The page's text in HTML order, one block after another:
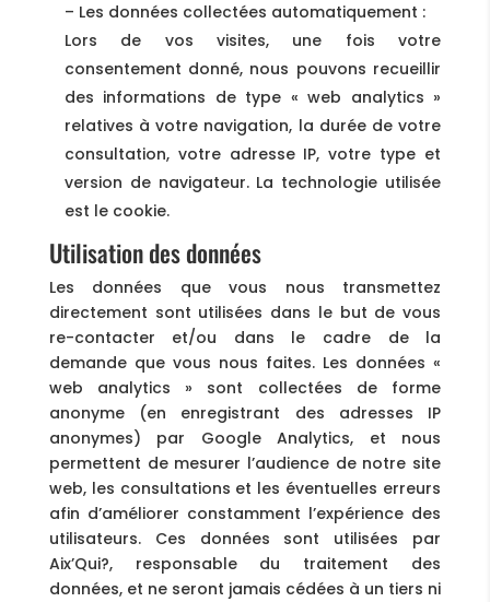
– Les données collectées automatiquement :
Lors de vos visites, une fois votre
consentement donné, nous pouvons recueillir
des informations de type « web analytics »
relatives à votre navigation, la durée de votre
consultation, votre adresse IP, votre type et
version de navigateur. La technologie utilisée
est le cookie.
Utilisation des données
Les données que vous nous transmettez
directement sont utilisées dans le but de vous
re-contacter et/ou dans le cadre de la
demande que vous nous faites. Les données «
web analytics » sont collectées de forme
anonyme (en enregistrant des adresses IP
anonymes) par Google Analytics, et nous
permettent de mesurer l’audience de notre site
web, les consultations et les éventuelles erreurs
afin d’améliorer constamment l’expérience des
utilisateurs. Ces données sont utilisées par
Aix’Qui?, responsable du traitement des
données, et ne seront jamais cédées à un tiers ni